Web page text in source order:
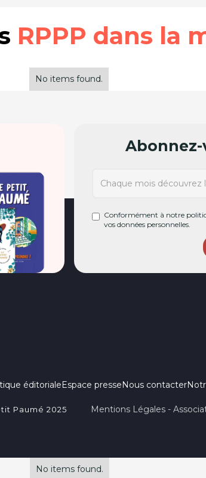
RPPP dans la
No items found.
Conformément à notre
vos données personnelles.
éditorialeEspace presseNous contacter
Paumé 2025 Mentions Légales -
No items found.